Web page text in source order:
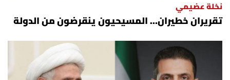
نخلة عضيمي
تقريران خطيران… المسيحيون ينقرضون من الدولة